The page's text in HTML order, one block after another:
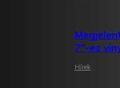
7″-es
Hírek